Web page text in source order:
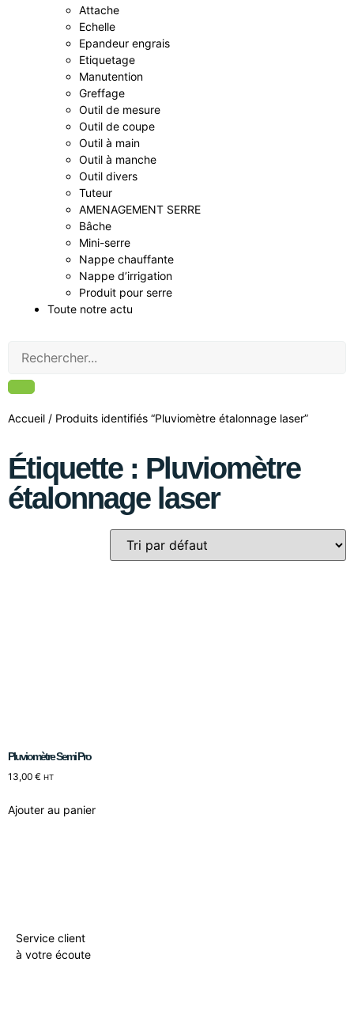
Attache
Echelle
Epandeur engrais
Etiquetage
Manutention
Greffage
Outil de mesure
Outil de coupe
Outil à main
Outil à manche
Outil divers
Tuteur
AMENAGEMENT SERRE
Bâche
Mini-serre
Nappe chauffante
Nappe d’irrigation
Produit pour serre
Toute notre actu
Accueil / Produits identifiés “Pluviomètre étalonnage laser”
Étiquette : Pluviomètre
étalonnage laser
Service client
à votre écoute
Pluviomètre Semi Pro
13,00 € HT
Ajouter au panier